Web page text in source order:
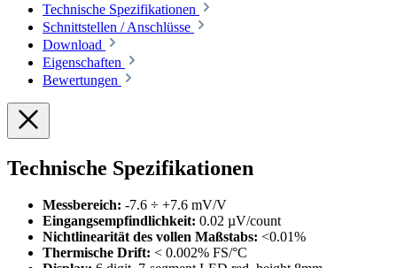
Technische Spezifikationen
Schnittstellen / Anschlüsse
Download
Eigenschaften
Bewertungen
Technische Spezifikationen
Messbereich: -7.6 ÷ +7.6 mV/V
Eingangsempfindlichkeit: 0.02 µV/count
Nichtlinearität des vollen Maßstabs: <0.01%
Thermische Drift: < 0.002% FS/°C